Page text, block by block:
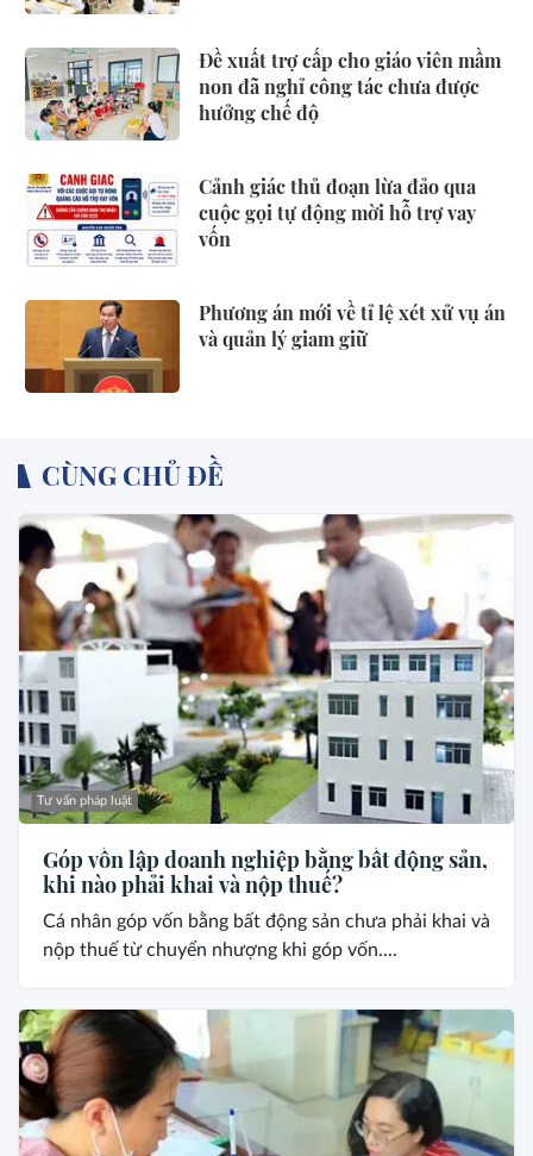
Đề xuất trợ cấp cho giáo viên mầm
non đã nghỉ công tác chưa được
hưởng chế độ
Cảnh giác thủ đoạn lừa đảo qua
cuộc gọi tự động mời hỗ trợ vay
vốn
Phương án mới về tỉ lệ xét xử vụ án
và quản lý giam giữ
CÙNG CHỦ ĐỀ
Tư vấn pháp luật
Góp vốn lập doanh nghiệp bằng bất động sản,
khi nào phải khai và nộp thuế?
Cá nhân góp vốn bằng bất động sản chưa phải khai và
nộp thuế từ chuyển nhượng khi góp vốn....